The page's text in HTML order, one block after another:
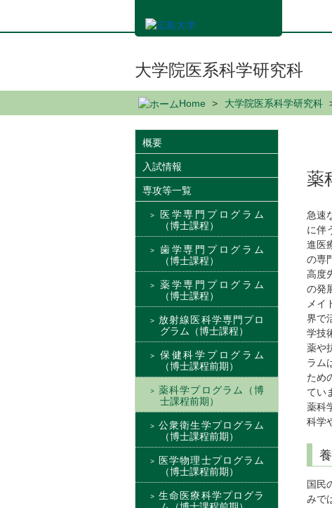
ン
大学院医系科学研究科
Home 大学院医系科学研究科
薬
急速
に伴
進医
の専
高度
の発
メイ
界で
学技
薬や
ラム
ため
てい
薬科
科学
国民
みで
概要
入試情報
専攻等一覧
医学専門プログラム
（博士課程）
歯学専門プログラム
（博士課程）
薬学専門プログラム
（博士課程）
放射線医科学専門プロ
グラム（博士課程）
保健科学プログラム
（博士課程前期）
薬科学プログラム（博
士課程前期）
公衆衛生学プログラム
（博士課程前期）
医学物理士プログラム
（博士課程前期）
生命医療科学プログラ